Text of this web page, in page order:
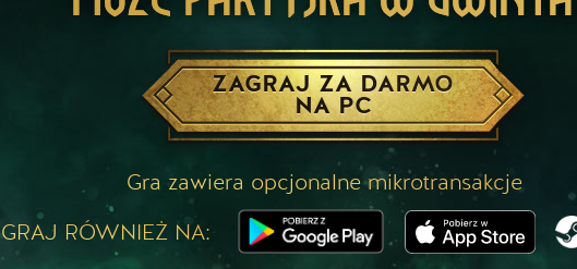
ZAGRAJ ZA DARMO
NA PC
Gra zawiera opcjonalne mikrotransakcje
GRAJ RÓWNIEŻ NA: